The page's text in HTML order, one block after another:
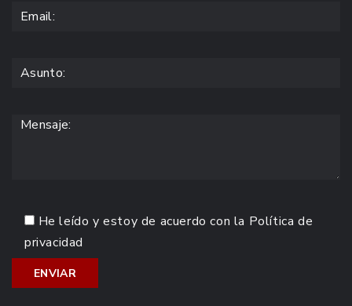
He leído y estoy de acuerdo con la Política de
privacidad